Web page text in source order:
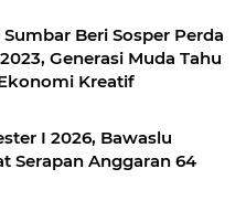
Beri Sosper Perda
Generasi Muda Tahu
Ekonomi Kreatif
I 2026, Bawaslu
Serapan Anggaran 64